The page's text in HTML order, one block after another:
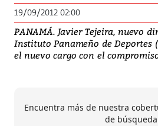
19/09/2012 02:00
PANAMÁ. Javier Tejeira, nuevo
Instituto Panameño de Deportes
el nuevo cargo con el
Encuentra más de nuestra
de